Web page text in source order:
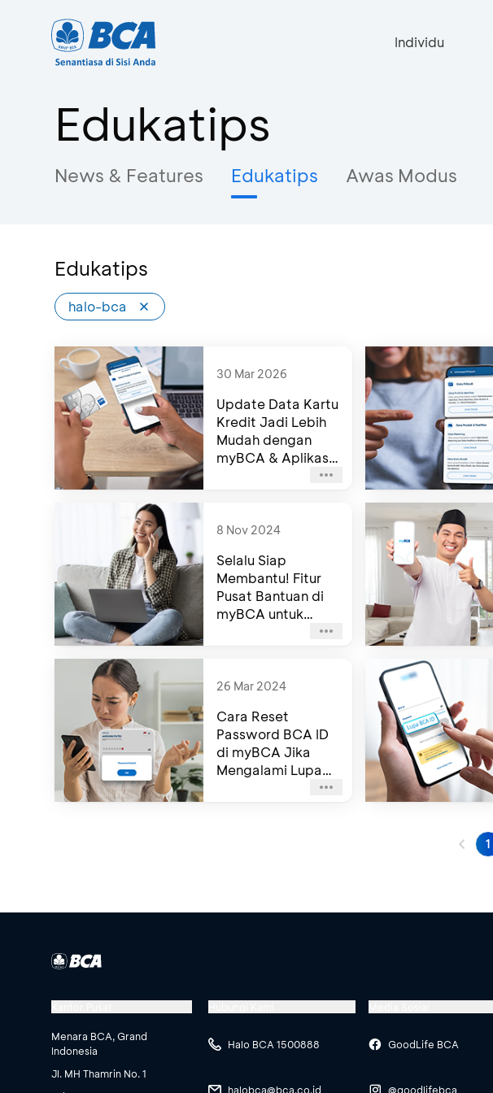
Individu
Edukatips
News & Features Edukatips Awas Modus
Edukatips
halo-bca
30 Mar 2026
Update Data Kartu
Kredit Jadi Lebih
Mudah dengan
myBCA & Aplikasi
8 Nov 2024
Selalu Siap
Membantu! Fitur
Pusat Bantuan di
myBCA untuk
26 Mar 2024
Cara Reset
Password BCA ID
di myBCA Jika
Mengalami Lupa
1
Menara BCA, Grand
Indonesia
Jl. MH Thamrin No. 1
Halo BCA 1500888
halobca@bca.co.id
GoodLife BCA
@goodlifebca